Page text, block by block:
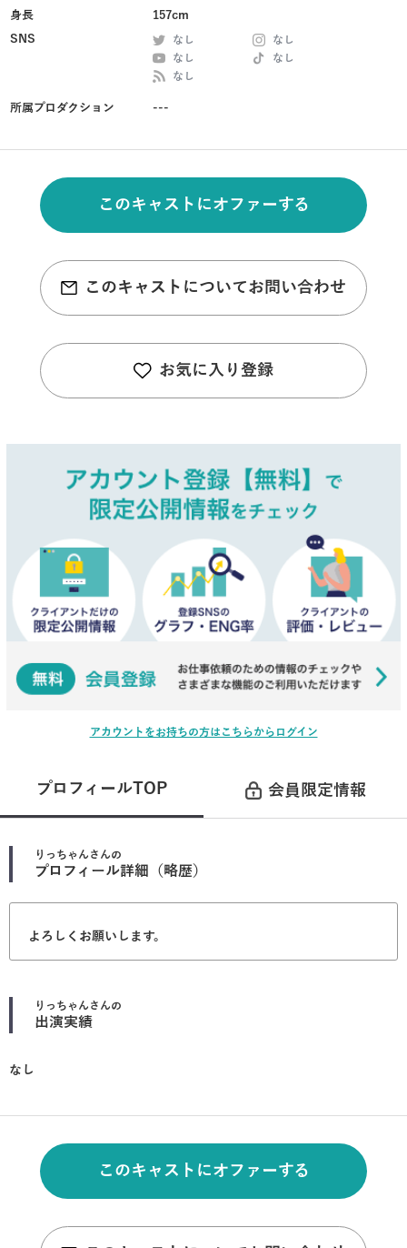
身長
157cm
SNS
なし
なし
なし
なし
なし
所属プロダクション ---
このキャストにオファーする
このキャストについてお問い合わせ
お気に入り登録
アカウントをお持ちの方はこちらからログイン
プロフィールTOP 会員限定情報
りっちゃん さんの
プロフィール詳細（略歴）
よろしくお願いします。
りっちゃん さんの
出演実績
なし
このキャストにオファーする